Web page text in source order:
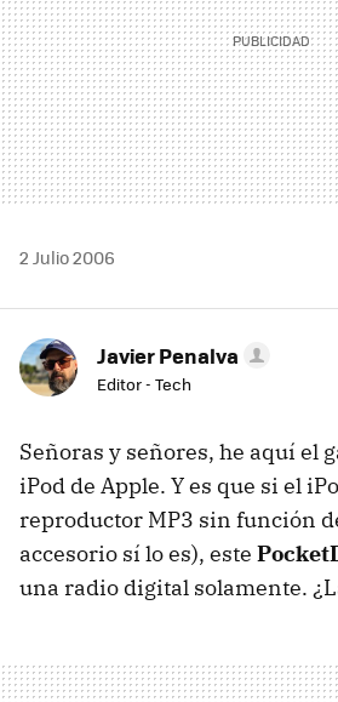
2 Julio 2006
Javier Penalva
Editor - Tech
Señoras y señores, he aquí el
iPod de Apple. Y es que si el
reproductor MP3 sin función
accesorio sí lo es), este
una radio digital solamente.